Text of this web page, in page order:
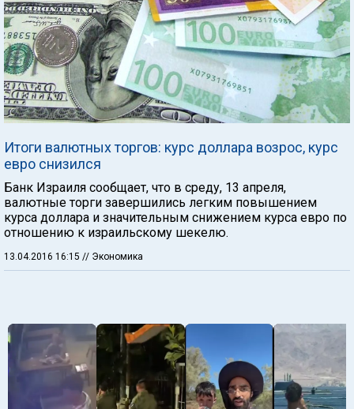
Итоги валютных торгов: курс доллара возрос, курс
евро снизился
Банк Израиля сообщает, что в среду, 13 апреля,
валютные торги завершились легким повышением
курса доллара и значительным снижением курса евро по
отношению к израильскому шекелю.
13.04.2016 16:15 // Экономика